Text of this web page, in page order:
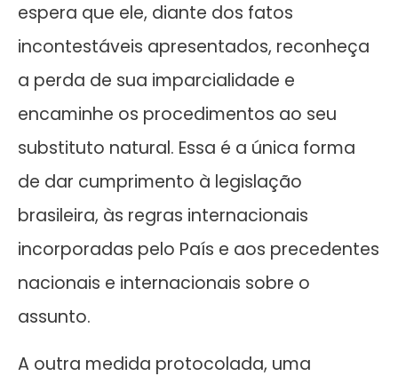
espera que ele, diante dos fatos
incontestáveis apresentados, reconheça
a perda de sua imparcialidade e
encaminhe os procedimentos ao seu
substituto natural. Essa é a única forma
de dar cumprimento à legislação
brasileira, às regras internacionais
incorporadas pelo País e aos precedentes
nacionais e internacionais sobre o
assunto.
A outra medida protocolada, uma